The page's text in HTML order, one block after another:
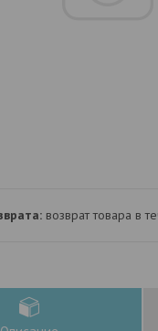
возврат товара в